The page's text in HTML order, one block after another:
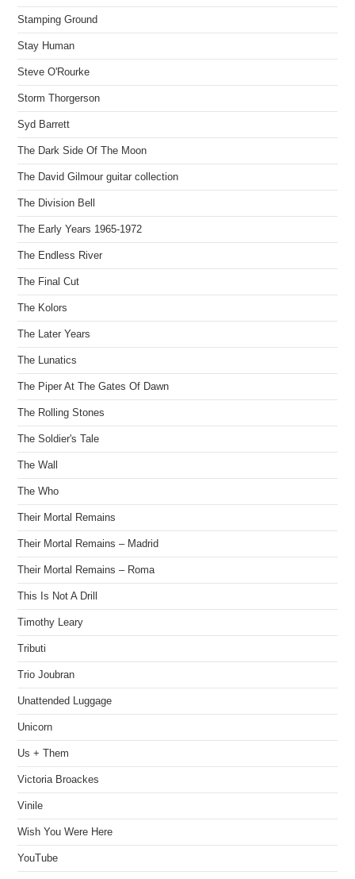
Stamping Ground
Stay Human
Steve O'Rourke
Storm Thorgerson
Syd Barrett
The Dark Side Of The Moon
The David Gilmour guitar collection
The Division Bell
The Early Years 1965-1972
The Endless River
The Final Cut
The Kolors
The Later Years
The Lunatics
The Piper At The Gates Of Dawn
The Rolling Stones
The Soldier's Tale
The Wall
The Who
Their Mortal Remains
Their Mortal Remains – Madrid
Their Mortal Remains – Roma
This Is Not A Drill
Timothy Leary
Tributi
Trio Joubran
Unattended Luggage
Unicorn
Us + Them
Victoria Broackes
Vinile
Wish You Were Here
YouTube